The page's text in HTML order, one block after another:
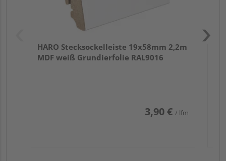
HARO Stecksockelleiste 19x58mm 2,2m
MDF weiß Grundierfolie RAL9016
3,90 € / lfm